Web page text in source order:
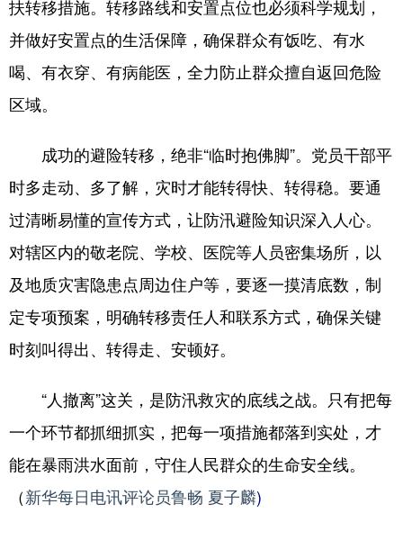
扶转移措施。转移路线和安置点位也必须科学规划，
并做好安置点的生活保障，确保群众有饭吃、有水
喝、有衣穿、有病能医，全力防止群众擅自返回危险
区域。
成功的避险转移，绝非“临时抱佛脚”。党员干部平
时多走动、多了解，灾时才能转得快、转得稳。要通
过清晰易懂的宣传方式，让防汛避险知识深入人心。
对辖区内的敬老院、学校、医院等人员密集场所，以
及地质灾害隐患点周边住户等，要逐一摸清底数，制
定专项预案，明确转移责任人和联系方式，确保关键
时刻叫得出、转得走、安顿好。
“人撤离”这关，是防汛救灾的底线之战。只有把每
一个环节都抓细抓实，把每一项措施都落到实处，才
能在暴雨洪水面前，守住人民群众的生命安全线。
（新华每日电讯评论员鲁畅 夏子麟)